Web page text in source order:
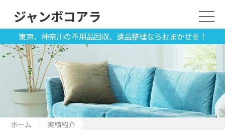
東京、神奈川の不用品回収、遺品整理ならおまかせを！
ジャンボコアラ
ホーム
実績紹介